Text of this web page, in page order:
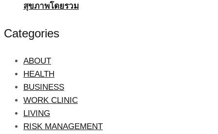
สุขภาพโดยรวม
Categories
ABOUT
HEALTH
BUSINESS
WORK CLINIC
LIVING
RISK MANAGEMENT